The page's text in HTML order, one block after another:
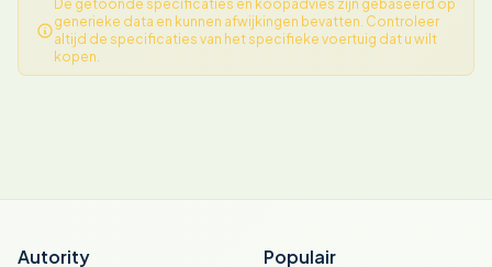
De getoonde specificaties en koopadvies zijn gebaseerd op
generieke data en kunnen afwijkingen bevatten. Controleer
altijd de specificaties van het specifieke voertuig dat u wilt
kopen.
Autority Populair